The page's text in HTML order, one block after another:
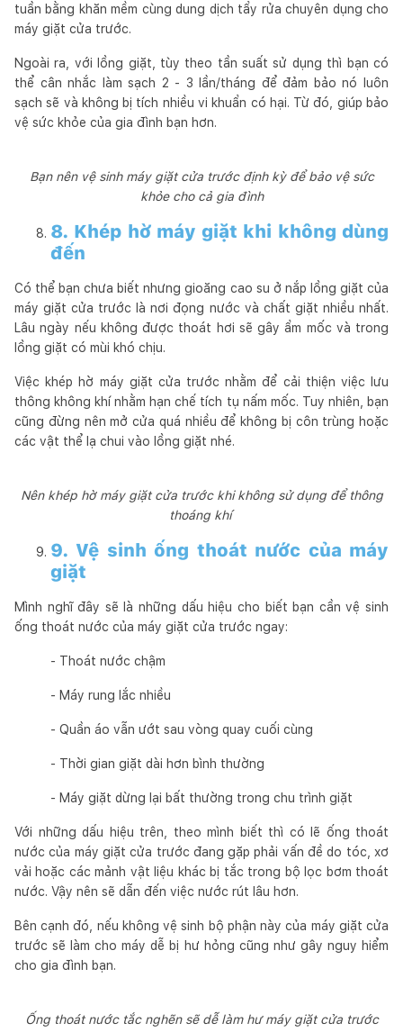
tuần bằng khăn mềm cùng dung dịch tẩy rửa chuyên dụng cho
máy giặt cửa trước.
Ngoài ra, với lồng giặt, tùy theo tần suất sử dụng thì bạn có
thể cân nhắc làm sạch 2 - 3 lần/tháng để đảm bảo nó luôn
sạch sẽ và không bị tích nhiều vi khuẩn có hại. Từ đó, giúp bảo
vệ sức khỏe của gia đình bạn hơn.
Bạn nên vệ sinh máy giặt cửa trước định kỳ để bảo vệ sức
khỏe cho cả gia đình
8. Khép hờ máy giặt khi không dùng
đến
Có thể bạn chưa biết nhưng gioăng cao su ở nắp lồng giặt của
máy giặt cửa trước là nơi đọng nước và chất giặt nhiều nhất.
Lâu ngày nếu không được thoát hơi sẽ gây ẩm mốc và trong
lồng giặt có mùi khó chịu.
Việc khép hờ máy giặt cửa trước nhằm để cải thiện việc lưu
thông không khí nhằm hạn chế tích tụ nấm mốc. Tuy nhiên, bạn
cũng đừng nên mở cửa quá nhiều để không bị côn trùng hoặc
các vật thể lạ chui vào lồng giặt nhé.
Nên khép hờ máy giặt cửa trước khi không sử dụng để thông
thoáng khí
9. Vệ sinh ống thoát nước của máy
giặt
Mình nghĩ đây sẽ là những dấu hiệu cho biết bạn cần vệ sinh
ống thoát nước của máy giặt cửa trước ngay:
- Thoát nước chậm
- Máy rung lắc nhiều
- Quần áo vẫn ướt sau vòng quay cuối cùng
- Thời gian giặt dài hơn bình thường
- Máy giặt dừng lại bất thường trong chu trình giặt
Với những dấu hiệu trên, theo mình biết thì có lẽ ống thoát
nước của máy giặt cửa trước đang gặp phải vấn đề do tóc, xơ
vải hoặc các mảnh vật liệu khác bị tắc trong bộ lọc bơm thoát
nước. Vậy nên sẽ dẫn đến việc nước rút lâu hơn.
Bên cạnh đó, nếu không vệ sinh bộ phận này của máy giặt cửa
trước sẽ làm cho máy dễ bị hư hỏng cũng như gây nguy hiểm
cho gia đình bạn.
Ống thoát nước tắc nghẽn sẽ dễ làm hư máy giặt cửa trước